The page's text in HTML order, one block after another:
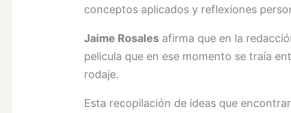
conceptos aplicados y reflexiones
Jaime Rosales afirma que en la
pelicula que en ese momento se traía
rodaje.
Esta recopilación de ideas que